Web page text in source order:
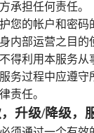
承担任何责任。
您的帐户和密码
内部运营之目
得利用本服务从
务过程中应遵
责任。
升级/降级，